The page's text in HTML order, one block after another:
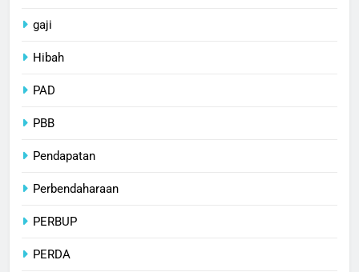
gaji
Hibah
PAD
PBB
Pendapatan
Perbendaharaan
PERBUP
PERDA